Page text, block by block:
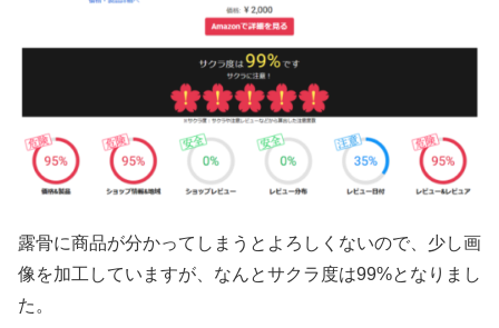
露骨に商品が分かってしまうとよろしくないので、少し画
像を加工していますが、なんとサクラ度は99%となりまし
た。